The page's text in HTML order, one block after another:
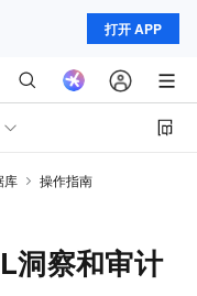
打开 APP
库
操作指南
洞察和审计